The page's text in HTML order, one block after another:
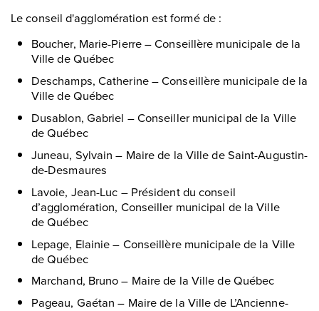
Le conseil d'agglomération est formé de :
Boucher, Marie-Pierre – Conseillère municipale de la
Ville de Québec
Deschamps, Catherine – Conseillère municipale de la
Ville de Québec
Dusablon, Gabriel – Conseiller municipal de la Ville
de Québec
Juneau, Sylvain – Maire de la Ville de Saint-Augustin-
de-Desmaures
Lavoie, Jean-Luc – Président du conseil
d’agglomération, Conseiller municipal de la Ville
de Québec
Lepage, Elainie – Conseillère municipale de la Ville
de Québec
Marchand, Bruno – Maire de la Ville de Québec
Pageau, Gaétan – Maire de la Ville de L’Ancienne-